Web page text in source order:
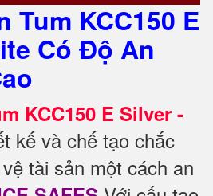
Tum KCC150 E
Có Độ An
KCC150 E Silver -
kế và chế tạo chắc
tài sản một cách an